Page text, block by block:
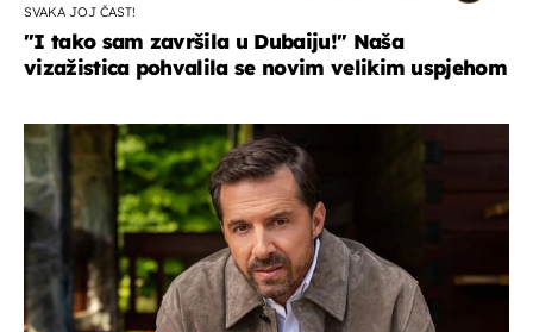
SVAKA JOJ ČAST!
"I tako sam završila u Dubaiju!" Naša
vizažistica pohvalila se novim velikim uspjehom